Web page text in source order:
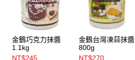
金鶴巧克力抹醬
1.1kg
NT$245
金鶴台灣凍蒜抹醬
800g
NT$270